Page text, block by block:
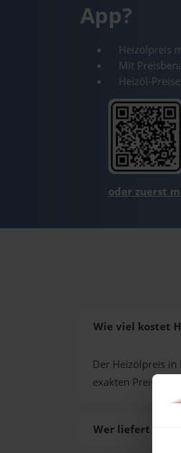
App?
Heizölpreis
Mit
Heizöl-
oder zuerst
Wie viel kostet
Der Heizölpreis in
exakten Preis für
Wer liefert das